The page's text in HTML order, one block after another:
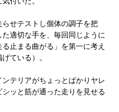
せテストし個体の調子を把
適切な手を、毎回同じように
止まる曲がる」を第一に考え
ている）。
テリアがちょっとばかりヤレ
ッと筋が通った走りを見せる